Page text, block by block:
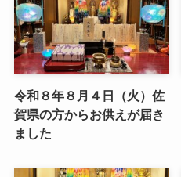
令和８年８月４日（火）佐
賀県の方からお供えが届き
ました